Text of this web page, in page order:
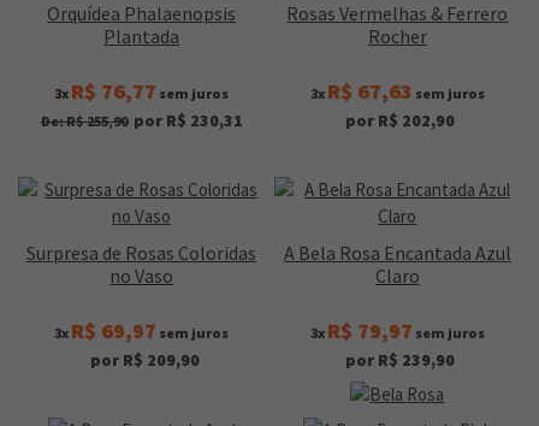
Orquídea Phalaenopsis
Plantada
3x R$ 76,77 sem juros
De: R$ 255,90 por R$ 230,31
Rosas Vermelhas & Ferrero
Rocher
3x R$ 67,63 sem juros
por R$ 202,90
Surpresa de Rosas Coloridas
no Vaso
3x R$ 69,97 sem juros
por R$ 209,90
A Bela Rosa Encantada Azul
Claro
3x R$ 79,97 sem juros
por R$ 239,90